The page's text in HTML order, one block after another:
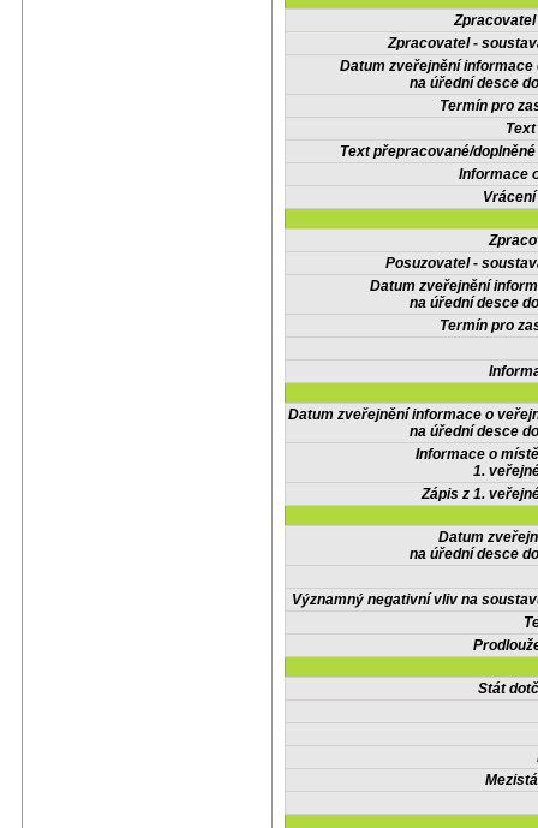
Zpracovatel -
Datum zveřejnění informace
na úřední desce
Termín pro
Text přepracované/
Informace
Posuzovatel -
Datum zveřejnění
na úřední desce
Termín pro
Datum zveřejnění informace o
na úřední desce
Informace o
1.
Zápis z 1.
Datum
na úřední desce
Významný negativní vliv na
Stát